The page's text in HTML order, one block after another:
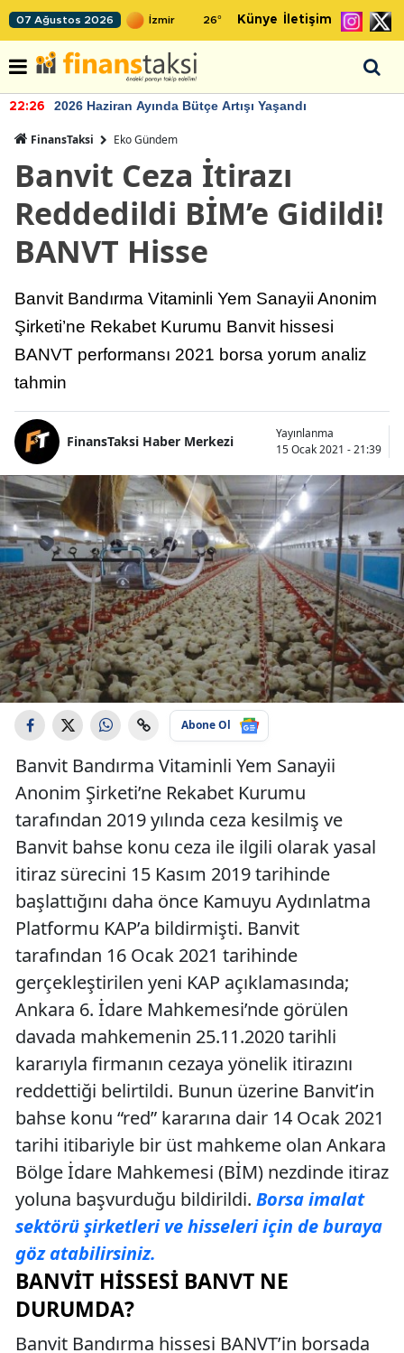
07 Ağustos 2026 26° Künye İletişim
22:26 2026 Haziran Ayında Bütçe Artışı Yaşandı
FinansTaksi Eko Gündem
Banvit Ceza İtirazı
Reddedildi BİM’e Gidildi!
BANVT Hisse
Banvit Bandırma Vitaminli Yem Sanayii Anonim
Şirketi’ne Rekabet Kurumu Banvit hissesi
BANVT performansı 2021 borsa yorum analiz
tahmin
FinansTaksi Haber Merkezi
Yayınlanma
15 Ocak 2021 - 21:39
Abone Ol
Banvit Bandırma Vitaminli Yem Sanayii
Anonim Şirketi’ne Rekabet Kurumu
tarafından 2019 yılında ceza kesilmiş ve
Banvit bahse konu ceza ile ilgili olarak yasal
itiraz sürecini 15 Kasım 2019 tarihinde
başlattığını daha önce Kamuyu Aydınlatma
Platformu KAP’a bildirmişti. Banvit
tarafından 16 Ocak 2021 tarihinde
gerçekleştirilen yeni KAP açıklamasında;
Ankara 6. İdare Mahkemesi’nde görülen
davada mahkemenin 25.11.2020 tarihli
kararıyla firmanın cezaya yönelik itirazını
reddettiği belirtildi. Bunun üzerine Banvit’in
bahse konu “red” kararına dair 14 Ocak 2021
tarihi itibariyle bir üst mahkeme olan Ankara
Bölge İdare Mahkemesi (BİM) nezdinde itiraz
yoluna başvurduğu bildirildi. Borsa imalat
sektörü şirketleri ve hisseleri için de buraya
göz atabilirsiniz.
BANVIT HISSESI BANVT NE
DURUMDA?
Banvit Bandırma hissesi BANVT’in borsada